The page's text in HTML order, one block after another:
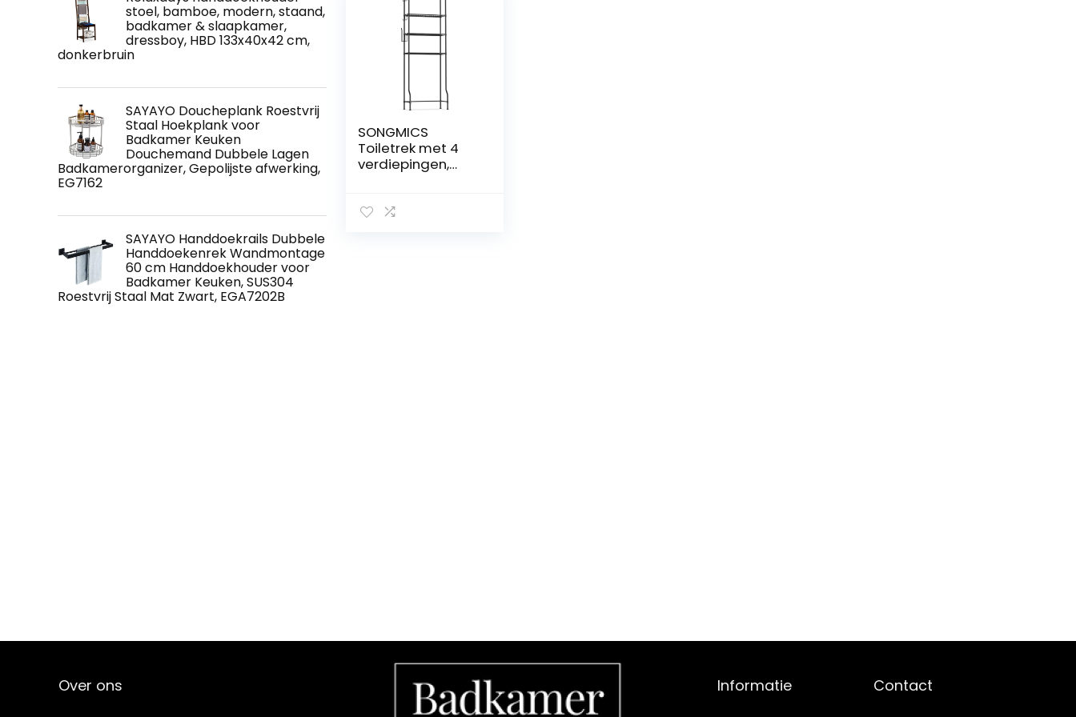
stoel, bamboe, modern, staand,
badkamer & slaapkamer,
dressboy, HBD 133x40x42 cm,
donkerbruin
SAYAYO Doucheplank Roestvrij
Staal Hoekplank voor
Badkamer Keuken
Douchemand Dubbele Lagen
Badkamerorganizer, Gepolijste afwerking,
EG7162
SAYAYO Handdoekrails Dubbele
Handdoekenrek Wandmontage
60 cm Handdoekhouder voor
Badkamer Keuken, SUS304
Roestvrij Staal Mat Zwart, EGA7202B
SONGMICS
Toiletrek met 4
verdiepingen,
verstelbare
Over ons Informatie Contact